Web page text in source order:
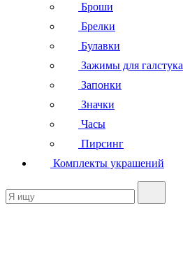
Броши
Брелки
Булавки
Зажимы для галстука
Запонки
Значки
Часы
Пирсинг
Комплекты украшений